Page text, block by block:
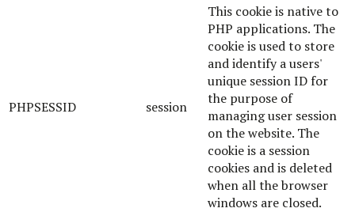
PHPSESSID session
This cookie is native to
PHP applications. The
cookie is used to store
and identify a users'
unique session ID for
the purpose of
managing user session
on the website. The
cookie is a session
cookies and is deleted
when all the browser
windows are closed.